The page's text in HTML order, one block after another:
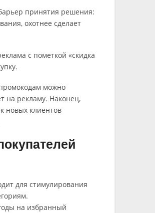
принятия решения:
охотнее сделает
с пометкой «скидка
можно
на рекламу. Наконец,
новых клиентов
для стимулирования
на избранный